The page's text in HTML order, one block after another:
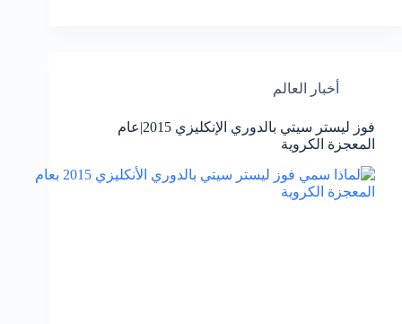
أخبار العالم
فوز ليستر سيتي بالدوري الإنكليزي 2015|عام
المعجزة الكروية